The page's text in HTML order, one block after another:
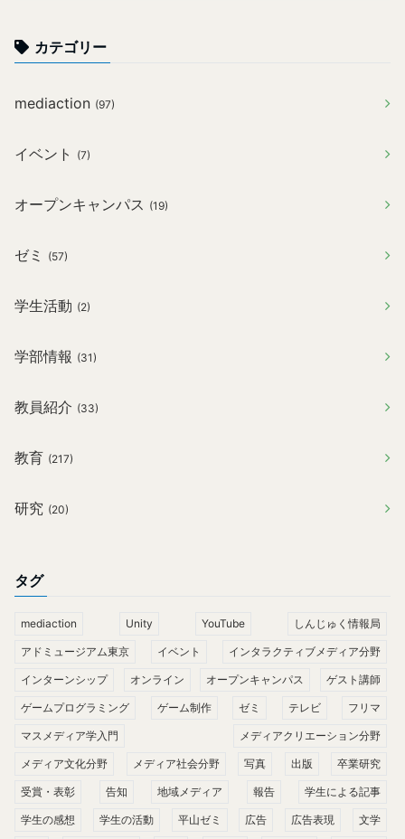
カテゴリー
mediaction (97)
イベント (7)
オープンキャンパス (19)
ゼミ (57)
学生活動 (2)
学部情報 (31)
教員紹介 (33)
教育 (217)
研究 (20)
タグ
mediaction Unity YouTube しんじゅく情報局
アドミュージアム東京 イベント インタラクティブメディア分野
インターンシップ オンライン オープンキャンパス ゲスト講師
ゲームプログラミング ゲーム制作 ゼミ テレビ フリマ
マスメディア学入門 メディアクリエーション分野
メディア文化分野 メディア社会分野 写真 出版 卒業研究
受賞・表彰 告知 地域メディア 報告 学生による記事
学生の感想 学生の活動 平山ゼミ 広告 広告表現 文学